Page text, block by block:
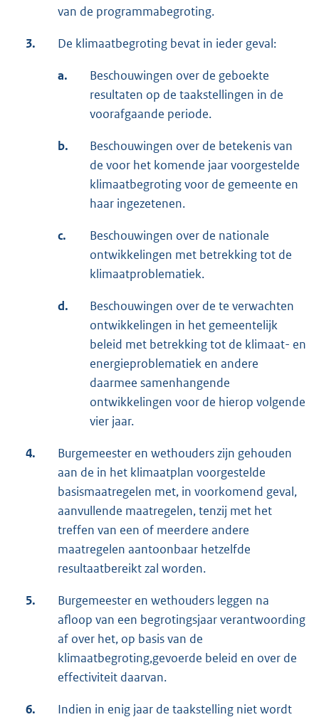
van de programmabegroting.
3. De klimaatbegroting bevat in ieder geval:
a.
Beschouwingen over de geboekte
resultaten op de taakstellingen in de
voorafgaande periode.
b.
Beschouwingen over de betekenis van
de voor het komende jaar voorgestelde
klimaatbegroting voor de gemeente en
haar ingezetenen.
c.
Beschouwingen over de nationale
ontwikkelingen met betrekking tot de
klimaatproblematiek.
d.
Beschouwingen over de te verwachten
ontwikkelingen in het gemeentelijk
beleid met betrekking tot de klimaat- en
energieproblematiek en andere
daarmee samenhangende
ontwikkelingen voor de hierop volgende
vier jaar.
4.
Burgemeester en wethouders zijn gehouden
aan de in het klimaatplan voorgestelde
basismaatregelen met, in voorkomend geval,
aanvullende maatregelen, tenzij met het
treffen van een of meerdere andere
maatregelen aantoonbaar hetzelfde
resultaatbereikt zal worden.
5.
Burgemeester en wethouders leggen na
afloop van een begrotingsjaar verantwoording
af over het, op basis van de
klimaatbegroting,gevoerde beleid en over de
effectiviteit daarvan.
6.
Indien in enig jaar de taakstelling niet wordt